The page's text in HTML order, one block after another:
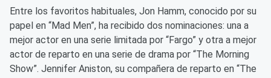
Entre los favoritos habituales, Jon Hamm, conocido por su
papel en “Mad Men”, ha recibido dos nominaciones: una a
mejor actor en una serie limitada por “Fargo” y otra a mejor
actor de reparto en una serie de drama por “The Morning
Show”. Jennifer Aniston, su compañera de reparto en “The